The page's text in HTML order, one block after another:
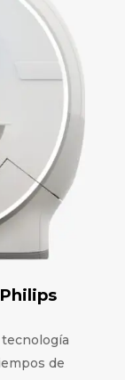
de